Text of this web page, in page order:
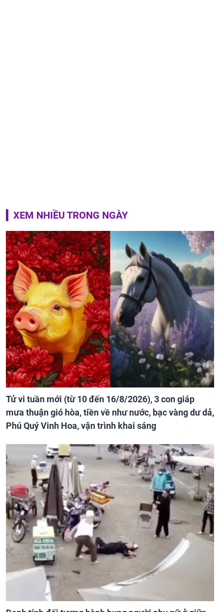
XEM NHIỀU TRONG NGÀY
Tử vi tuần mới (từ 10 đến 16/8/2026), 3 con giáp
mưa thuận gió hòa, tiền về như nước, bạc vàng dư dả,
Phú Quý Vinh Hoa, vận trình khai sáng